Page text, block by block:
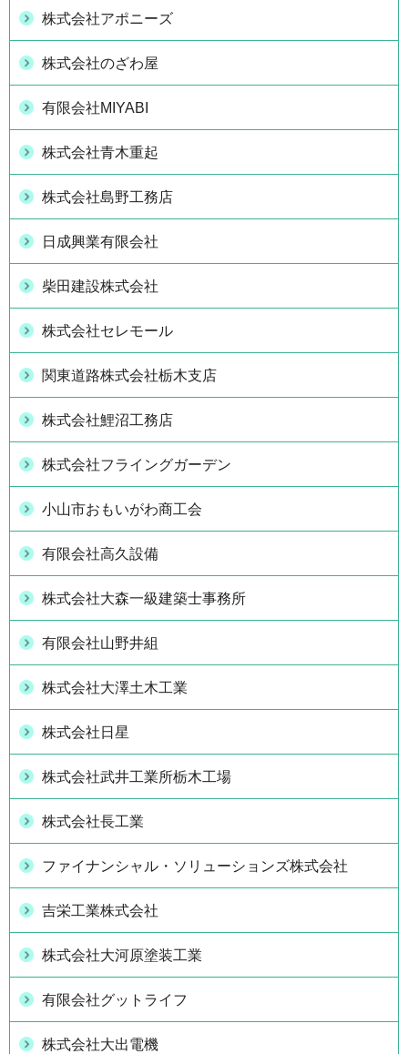
株式会社アポニーズ
株式会社のざわ屋
有限会社MIYABI
株式会社青木重起
株式会社島野工務店
日成興業有限会社
柴田建設株式会社
株式会社セレモール
関東道路株式会社栃木支店
株式会社鯉沼工務店
株式会社フライングガーデン
小山市おもいがわ商工会
有限会社高久設備
株式会社大森一級建築士事務所
有限会社山野井組
株式会社大澤土木工業
株式会社日星
株式会社武井工業所栃木工場
株式会社長工業
ファイナンシャル・ソリューションズ株式会社
吉栄工業株式会社
株式会社大河原塗装工業
有限会社グットライフ
株式会社大出電機